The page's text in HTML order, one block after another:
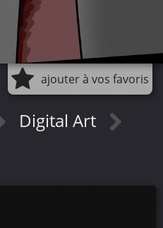
ajouter à vos favoris
Digital Art